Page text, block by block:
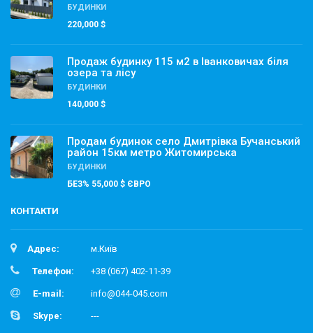
БУДИНКИ
220,000 $
Продаж будинку 115 м2 в Іванковичах біля
озера та лісу
БУДИНКИ
140,000 $
Продам будинок село Дмитрівка Бучанський
район 15км метро Житомирська
БУДИНКИ
БЕЗ% 55,000 $ ЄВРО
КОНТАКТИ
Адрес: м.Київ
Телефон: +38 (067) 402-11-39
E-mail: info@044-045.com
Skype: ---